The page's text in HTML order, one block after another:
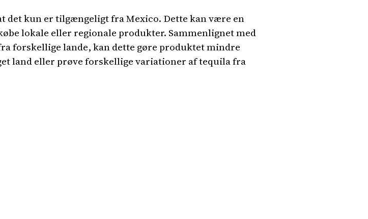
det kun er tilgængeligt fra Mexico. Dette kan være en
lokale eller regionale produkter. Sammenlignet med
forskellige lande, kan dette gøre produktet mindre
land eller prøve forskellige variationer af tequila fra